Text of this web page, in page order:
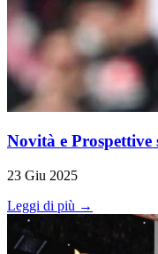
Novità e
23 Giu 2025
Leggi di più →